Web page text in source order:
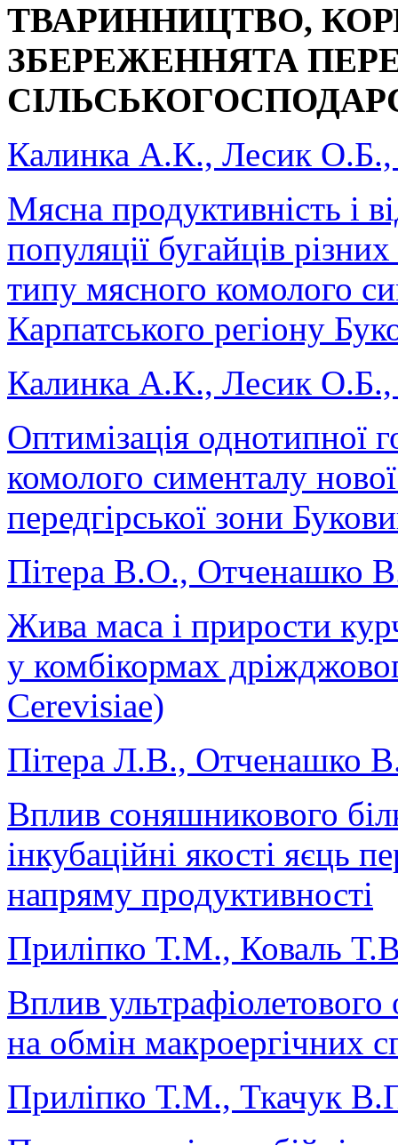
ТВАРИННИЦТВО,
ЗБЕРЕЖЕННЯТА
Калинка А.К., Лесик
Мясна продуктивність і
популяції бугайців
типу мясного комолого
Карпатського регіону
Калинка А.К., Лесик
Оптимізація однотипної
комолого сименталу
передгірської зони
Пітера В.О., Отченашко
Жива маса і прирости
у комбікормах
Cerevisiae)
Пітера Л.В., Отченашко
Вплив соняшникового
інкубаційні якості яєць
напряму продуктивності
Приліпко Т.М., Коваль
Вплив
на обмін макроергічних
Приліпко Т.М., Ткачук